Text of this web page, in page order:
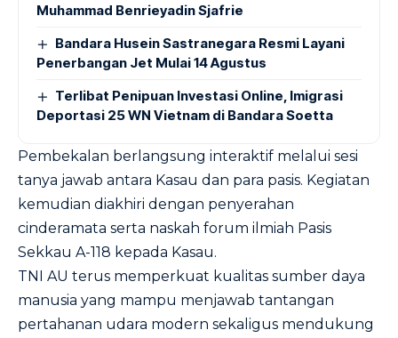
Muhammad Benrieyadin Sjafrie
Bandara Husein Sastranegara Resmi Layani
Penerbangan Jet Mulai 14 Agustus
Terlibat Penipuan Investasi Online, Imigrasi
Deportasi 25 WN Vietnam di Bandara Soetta
Pembekalan berlangsung interaktif melalui sesi
tanya jawab antara Kasau dan para pasis. Kegiatan
kemudian diakhiri dengan penyerahan
cinderamata serta naskah forum ilmiah Pasis
Sekkau A-118 kepada Kasau.
TNI AU terus memperkuat kualitas sumber daya
manusia yang mampu menjawab tantangan
pertahanan udara modern sekaligus mendukung